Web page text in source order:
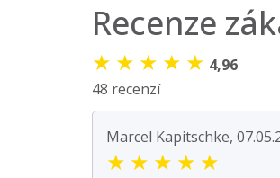
Recenze
★ ★ ★ ★ ★ 4,96
48 recenzí
Marcel Kapitschke,
★ ★ ★ ★ ★